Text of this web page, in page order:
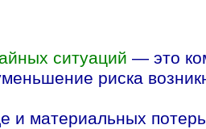
ситуаций — это
риска
материальных потерь